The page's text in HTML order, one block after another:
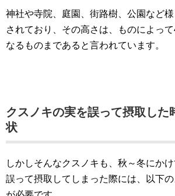
神社や寺院、庭園、街路樹、公園など
されており、その高さは、ものによっ
なるものまであると言われています。
クスノキの実を誤って摂取した
状
しかしそんなクスノキも、秋～冬にか
誤って摂取してしまった際には、以下